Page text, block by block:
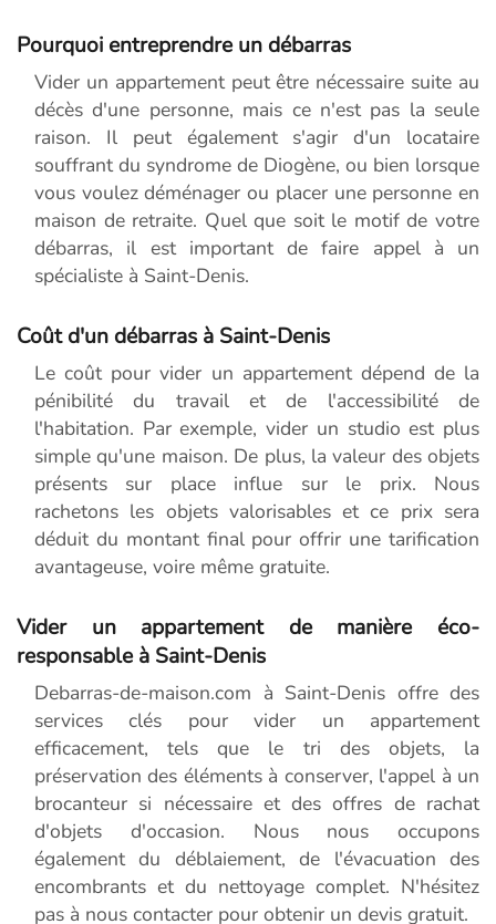
Pourquoi entreprendre un débarras
Vider un appartement peut être nécessaire suite au
décès d'une personne, mais ce n'est pas la seule
raison. Il peut également s'agir d'un locataire
souffrant du syndrome de Diogène, ou bien lorsque
vous voulez déménager ou placer une personne en
maison de retraite. Quel que soit le motif de votre
débarras, il est important de faire appel à un
spécialiste à Saint-Denis.
Coût d'un débarras à Saint-Denis
Le coût pour vider un appartement dépend de la
pénibilité du travail et de l'accessibilité de
l'habitation. Par exemple, vider un studio est plus
simple qu'une maison. De plus, la valeur des objets
présents sur place influe sur le prix. Nous
rachetons les objets valorisables et ce prix sera
déduit du montant final pour offrir une tarification
avantageuse, voire même gratuite.
Vider un appartement de manière éco-
responsable à Saint-Denis
Debarras-de-maison.com à Saint-Denis offre des
services clés pour vider un appartement
efficacement, tels que le tri des objets, la
préservation des éléments à conserver, l'appel à un
brocanteur si nécessaire et des offres de rachat
d'objets d'occasion. Nous nous occupons
également du déblaiement, de l'évacuation des
encombrants et du nettoyage complet. N'hésitez
pas à nous contacter pour obtenir un devis gratuit.